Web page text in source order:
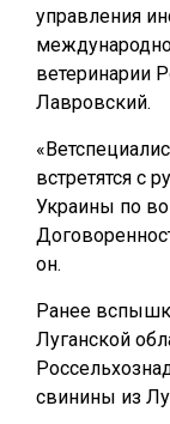
управления
ветеринарии
Лавровский.
встретятся с
Украины по
он.
Ранее
Луганской
свинины из